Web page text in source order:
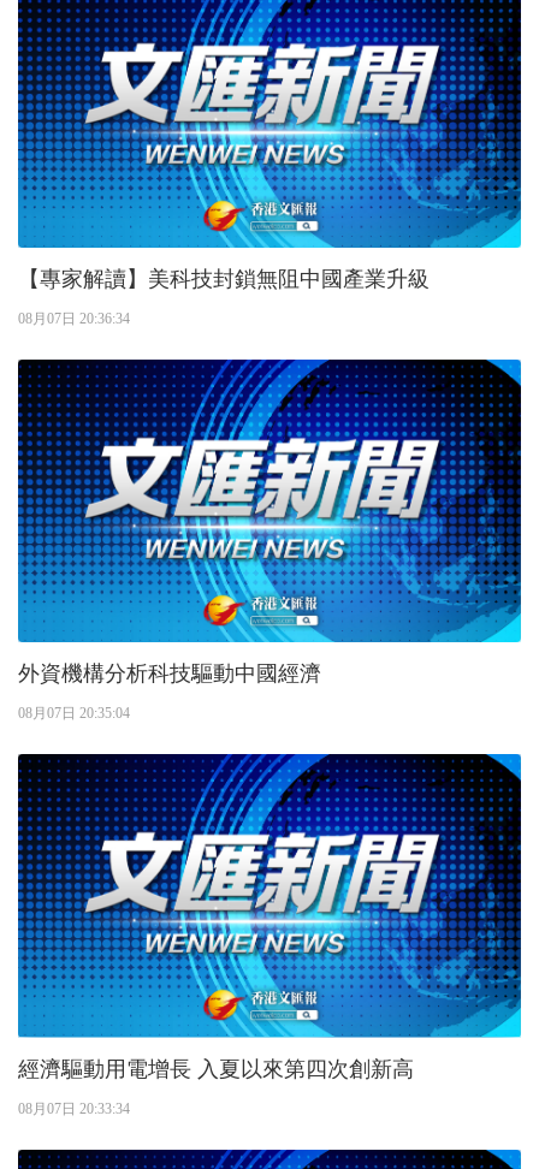
【專家解讀】美科技封鎖無阻中國產業升級
08月07日 20:36:34
外資機構分析科技驅動中國經濟
08月07日 20:35:04
經濟驅動用電增長 入夏以來第四次創新高
08月07日 20:33:34